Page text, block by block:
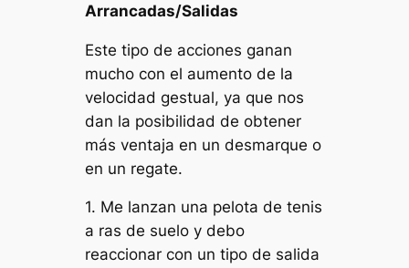
Arrancadas/Salidas
Este tipo de acciones ganan
mucho con el aumento de la
velocidad gestual, ya que nos
dan la posibilidad de obtener
más ventaja en un desmarque o
en un regate.
1. Me lanzan una pelota de tenis
a ras de suelo y debo
reaccionar con un tipo de salida